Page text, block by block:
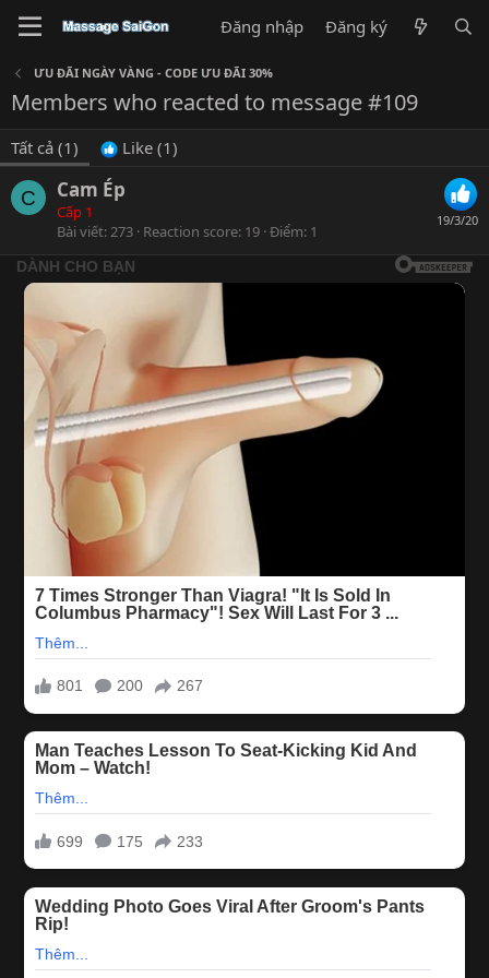
Đăng nhập Đăng ký
ƯU ĐÃI NGÀY VÀNG - CODE ƯU ĐÃI 30%
Members who reacted to message #109
Tất cả (1) Like (1)
C
19/3/20
Cam Ép
Cấp 1
Bài viết 273 Reaction score 19 Điểm 1